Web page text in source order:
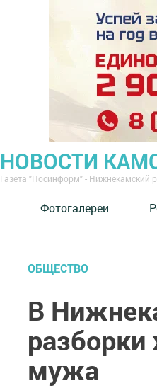
НОВОСТИ
Газета "Посинформ" - Нижнекамский
Фотогалереи
ОБЩЕСТВО
В
мужа